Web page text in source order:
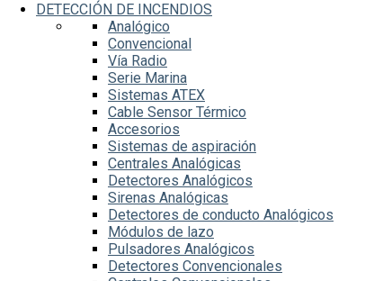
DETECCIÓN DE INCENDIOS
Analógico
Convencional
Vía Radio
Serie Marina
Sistemas ATEX
Cable Sensor Térmico
Accesorios
Sistemas de aspiración
Centrales Analógicas
Detectores Analógicos
Sirenas Analógicas
Detectores de conducto Analógicos
Módulos de lazo
Pulsadores Analógicos
Detectores Convencionales